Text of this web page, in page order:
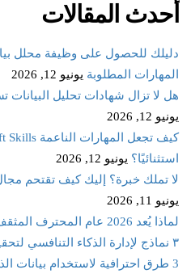
أحدث المقالات
المهارات المطلوبة يونيو 12, 2026
هل لا تزال شهادات تحليل البيانات
يونيو 12, 2026
استثنائيًا؟ يونيو 12, 2026
لا تملك خبرة؟ إليك كيف تقتحم مجال
يونيو 11, 2026
لماذا يُعد 2026 عام المحترف المثقف بياناتيًا؟
٣ نماذج لإدارة الذكاء التنافسي لتحقيق قيمة أعلى
3 طرق احترافية لاستخدام بيانات الذكاء التنافسي لديك